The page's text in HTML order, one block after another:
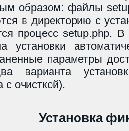
образом: файлы
в директорию с
процесс setup.php.
установки
параметры
варианта
с очисткой).
Установка